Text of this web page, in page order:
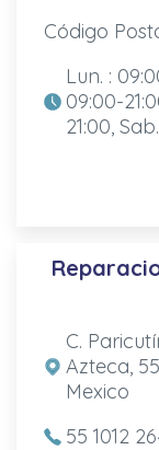
Código
Lun. :
09:00-
21:00,
C.
Azteca,
Mexico
55 1012